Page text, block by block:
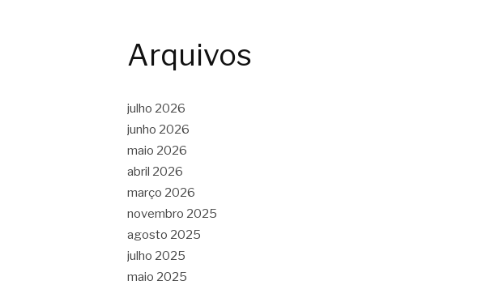
Arquivos
julho 2026
junho 2026
maio 2026
abril 2026
março 2026
novembro 2025
agosto 2025
julho 2025
maio 2025